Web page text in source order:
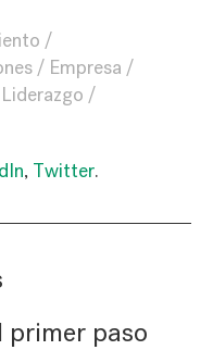
Empresa
Liderazgo
, Twitter.
primer paso